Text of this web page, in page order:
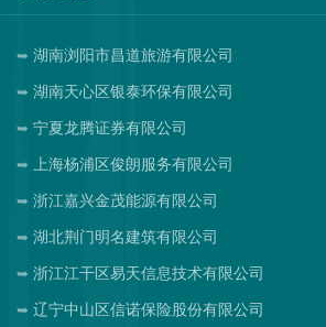
湖南浏阳市昌道旅游有限公司
湖南天心区银泰环保有限公司
宁夏龙腾证券有限公司
上海杨浦区俊朗服务有限公司
浙江嘉兴金茂能源有限公司
湖北荆门明名建筑有限公司
浙江江干区易天信息技术有限公司
辽宁中山区信诺保险股份有限公司